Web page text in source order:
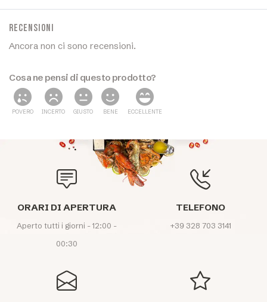
Recensioni
Ancora non ci sono recensioni.
Cosa ne pensi di questo prodotto?
POVERO INCERTO GIUSTO BENE ECCELLENTE
ORARI DI APERTURA
Aperto tutti i giorni - 12:00 -
00:30
TELEFONO
+39 328 703 3141